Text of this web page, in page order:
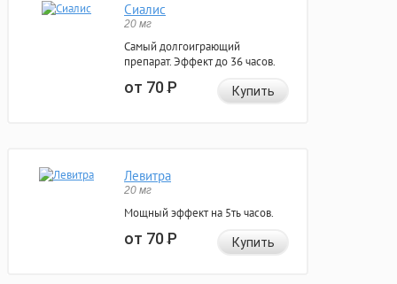
Сиалис
20 мг
Самый долгоиграющий
препарат. Эффект до 36 часов.
от 70Р Купить
Левитра
20 мг
Мощный эффект на 5ть часов.
от 70Р Купить